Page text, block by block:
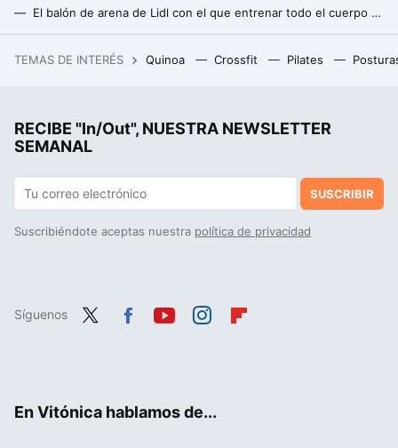
El balón de arena de Lidl con el que entrenar todo el cuerpo por un precio muy reducido
TEMAS DE INTERÉS Quinoa Crossfit Pilates
RECIBE "In/Out", NUESTRA NEWSLETTER
SEMANAL
SUSCRIBIR
Suscribiéndote aceptas nuestra política de privacidad
Síguenos
En Vitónica hablamos de...